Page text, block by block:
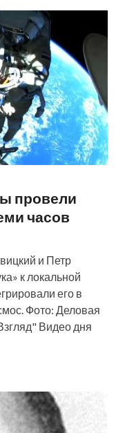
провели
часов
и Петр
к локальной
его в
Фото: Деловая
Видео дня